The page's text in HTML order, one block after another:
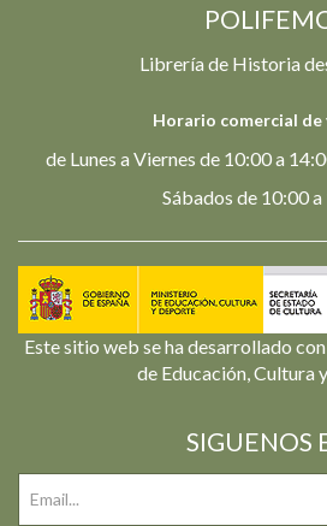
Librería de Historia
Horario comercial de
de Lunes a Viernes de 10:00 a
Sábados de 10:00 a
Este sitio web se ha desarrollado
de Educación, Cultura
SIGUENOS